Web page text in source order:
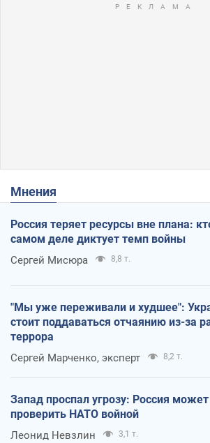
Мнения
Россия теряет ресурсы вне плана:
самом деле диктует темп войны
Сергей Мисюра 8,8 т.
"Мы уже переживали и худшее":
стоит поддаваться отчаянию из-за
террора
Сергей Марченко, эксперт 8,2 т.
Запад проспал угрозу: Россия может
проверить НАТО войной
Леонид Невзлин 3,1 т.